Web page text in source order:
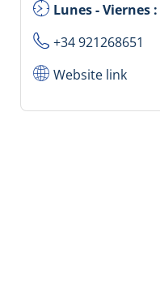
Lunes - Viernes :
+34 921268651
Website link